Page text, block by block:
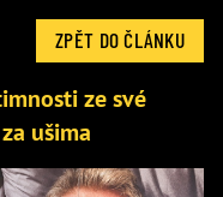
ZPĚT DO ČLÁNKU
ze své
ušima